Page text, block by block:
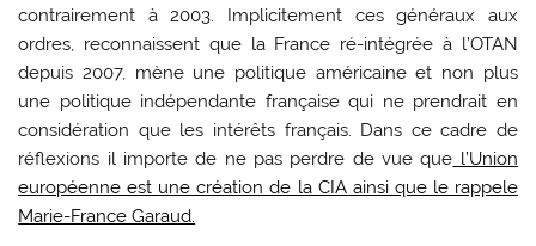
contrairement à 2003. Implicitement ces généraux aux
ordres, reconnaissent que la France ré-intégrée à l’OTAN
depuis 2007, mène une politique américaine et non plus
une politique indépendante française qui ne prendrait en
considération que les intérêts français. Dans ce cadre de
réflexions il importe de ne pas perdre de vue que l’Union
européenne est une création de la CIA ainsi que le rappele
Marie-France Garaud.